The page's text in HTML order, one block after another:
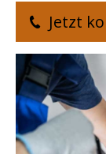
Jetzt